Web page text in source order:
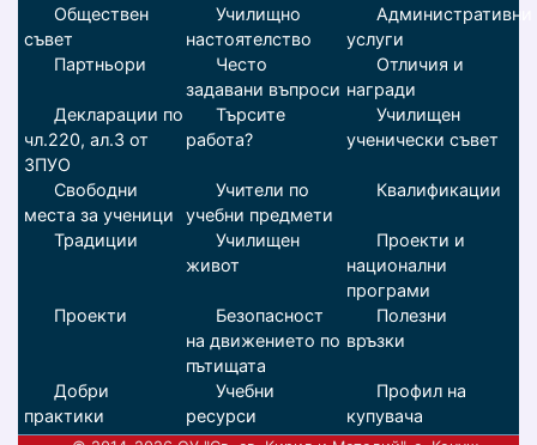
Обществен
съвет
Училищно
настоятелство
Административни
услуги
Партньори
Често
задавани въпроси
Отличия и
награди
Декларации по
чл.220, ал.3 от
ЗПУО
Търсите
работа?
Училищен
ученически съвет
Свободни
места за ученици
Учители по
учебни предмети
Квалификации
Традиции
Училищен
живот
Проекти и
национални
програми
Проекти
Безопасност
на движението по
пътищата
Полезни
връзки
Добри
практики
Учебни
ресурси
Профил на
купувача